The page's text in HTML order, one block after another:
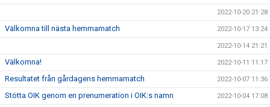
2022-10-20 21:28
Välkomna till nästa hemmamatch 2022-10-17 13:24
2022-10-14 21:21
Välkomna! 2022-10-11 11:17
Resultatet från gårdagens hemmamatch 2022-10-07 11:36
Stötta OIK genom en prenumeration i OIK:s namn 2022-10-04 17:08